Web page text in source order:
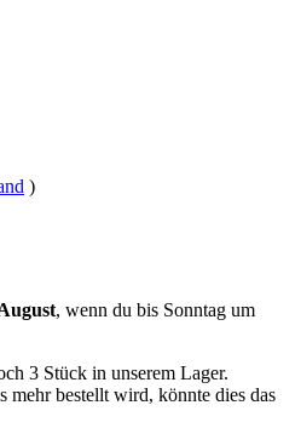
)
, wenn du bis Sonntag um
3 Stück in unserem Lager.
mehr bestellt wird, könnte dies das